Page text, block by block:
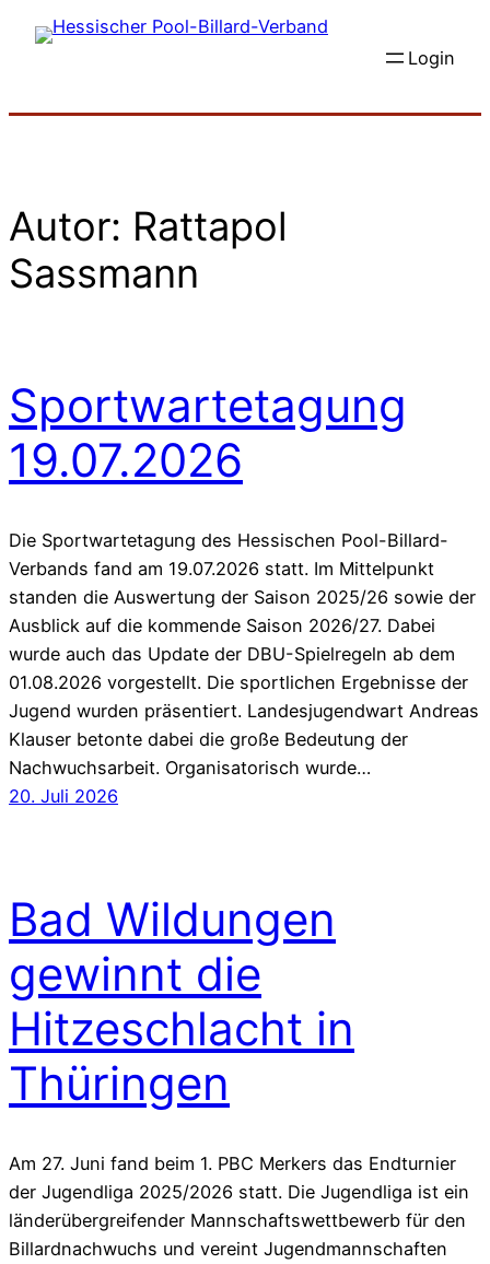
Zum
Inhalt
Login
Autor: Rattapol
Sassmann
Sportwartetagung
19.07.2026
Die Sportwartetagung des Hessischen Pool-Billard-
Verbands fand am 19.07.2026 statt. Im Mittelpunkt
standen die Auswertung der Saison 2025/26 sowie der
Ausblick auf die kommende Saison 2026/27. Dabei
wurde auch das Update der DBU-Spielregeln ab dem
01.08.2026 vorgestellt. Die sportlichen Ergebnisse der
Jugend wurden präsentiert. Landesjugendwart Andreas
Klauser betonte dabei die große Bedeutung der
Nachwuchsarbeit. Organisatorisch wurde…
20. Juli 2026
Bad Wildungen
gewinnt die
Hitzeschlacht in
Thüringen
Am 27. Juni fand beim 1. PBC Merkers das Endturnier
der Jugendliga 2025/2026 statt. Die Jugendliga ist ein
länderübergreifender Mannschaftswettbewerb für den
Billardnachwuchs und vereint Jugendmannschaften